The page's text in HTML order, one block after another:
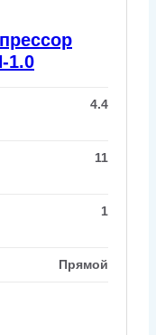
1.0
4.4
11
1
Прямой